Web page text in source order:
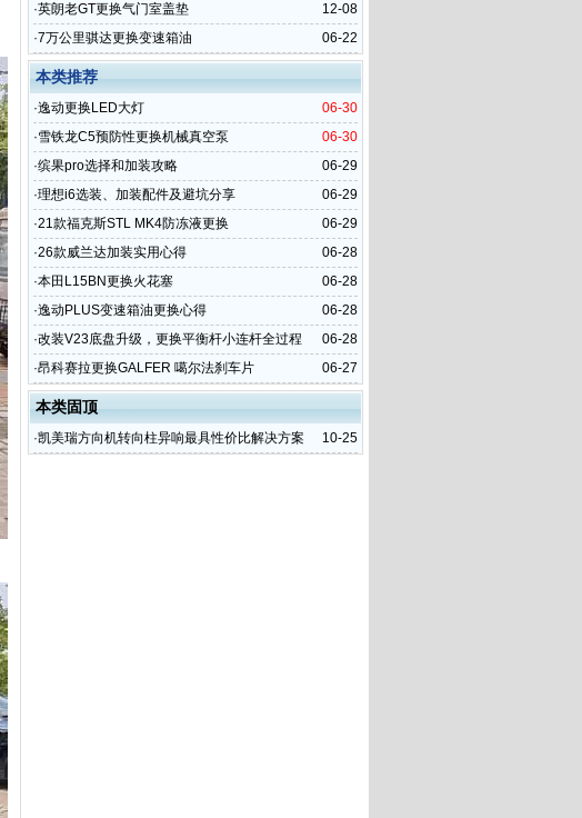
12-08
·英朗老GT更换气门室盖垫
06-22
·7万公里骐达更换变速箱油
本类推荐
06-30
·逸动更换LED大灯
06-30
·雪铁龙C5预防性更换机械真空泵
06-29
·缤果pro选择和加装攻略
06-29
·理想i6选装、加装配件及避坑分享
06-29
·21款福克斯STL MK4防冻液更换
06-28
·26款威兰达加装实用心得
06-28
·本田L15BN更换火花塞
06-28
·逸动PLUS变速箱油更换心得
06-28
·改装V23底盘升级，更换平衡杆小连杆全过程
06-27
·昂科赛拉更换GALFER 噶尔法刹车片
本类固顶
10-25
·凯美瑞方向机转向柱异响最具性价比解决方案